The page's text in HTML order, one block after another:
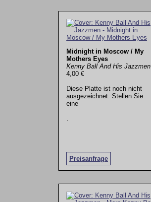
Midnight in Moscow / My
Mothers Eyes
Kenny Ball And His Jazzmen
4,00 €
Diese Platte ist noch nicht
ausgezeichnet. Stellen Sie
eine
Preisanfrage
.